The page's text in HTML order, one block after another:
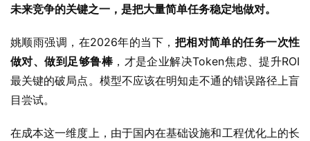
未来竞争的关键之一，是把大量简单任务稳定地做对。
姚顺雨强调，在2026年的当下， 把相对简单的任务一次性
做对、做到足够鲁棒，才是企业解决Token焦虑、提升ROI
最关键的破局点。模型不应该在明知走不通的错误路径上盲
目尝试。
在成本这一维度上，由于国内在基础设施和工程优化上的长